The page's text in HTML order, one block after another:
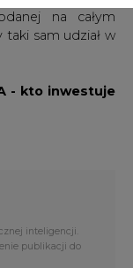
na całym
taki sam udział w
- kto inwestuje
inteligencji.
publikacji do